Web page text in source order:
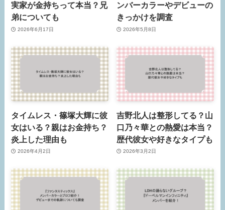
実家が金持ちって本当？兄
弟についても
2026年6月17日
ンバーカラーやデビューの
きっかけを調査
2026年5月8日
タイムレス・篠塚大輝に彼
女はいる？親はお金持ち？
炎上した理由も
2026年4月2日
吉野北人は整形してる？山
口乃々華との熱愛は本当？
歴代彼女や好きなタイプも
2026年3月2日